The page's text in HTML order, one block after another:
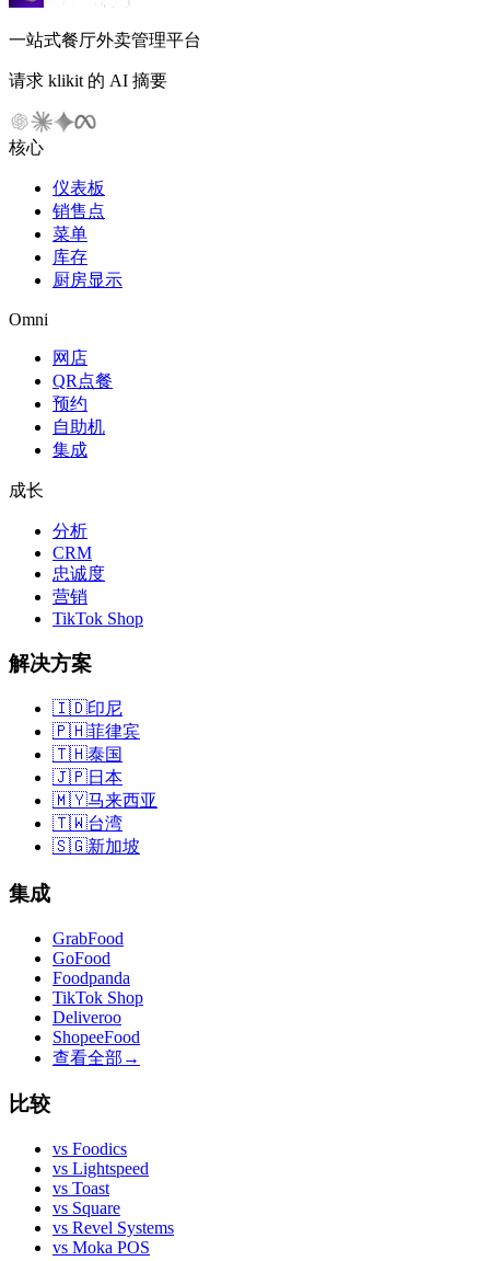
一站式餐厅外卖管理平台
请求 klikit 的 AI 摘要
核心
仪表板
销售点
菜单
库存
厨房显示
Omni
网店
QR点餐
预约
自助机
集成
成长
分析
CRM
忠诚度
营销
TikTok Shop
解决方案
🇮🇩印尼
🇵🇭菲律宾
🇹🇭泰国
🇯🇵日本
🇲🇾马来西亚
🇹🇼台湾
🇸🇬新加坡
集成
GrabFood
GoFood
Foodpanda
TikTok Shop
Deliveroo
ShopeeFood
查看全部 →
比较
vs Foodics
vs Lightspeed
vs Toast
vs Square
vs Revel Systems
vs Moka POS